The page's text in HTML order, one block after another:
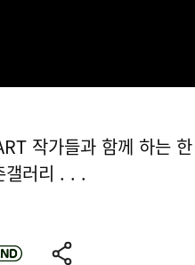
작가들과 함께 하는
갤러리 . . .